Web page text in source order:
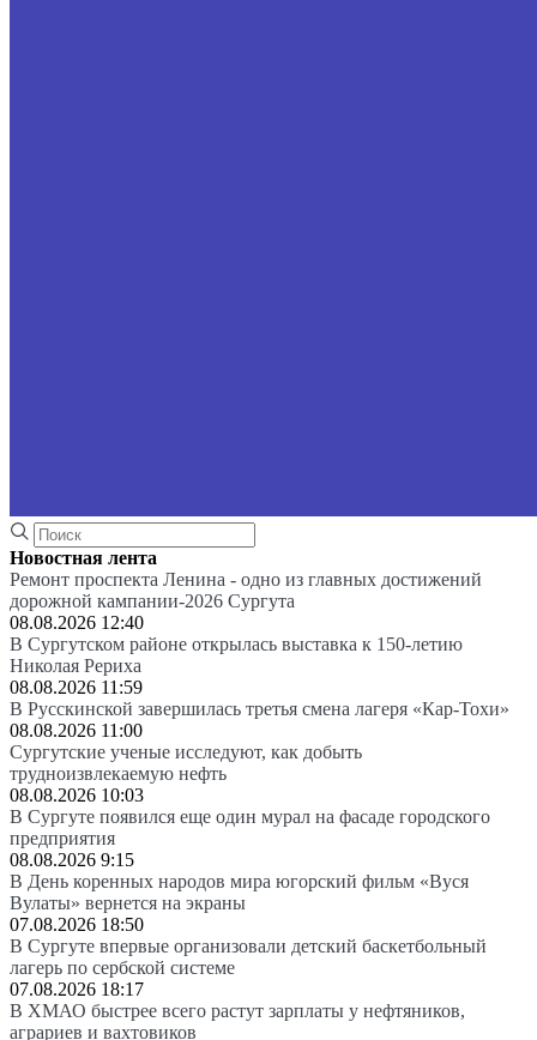
Новостная лента
Ремонт проспекта Ленина - одно из главных достижений
дорожной кампании-2026 Сургута
08.08.2026 12:40
В Сургутском районе открылась выставка к 150-летию
Николая Рериха
08.08.2026 11:59
В Русскинской завершилась третья смена лагеря «Кар-Тохи»
08.08.2026 11:00
Сургутские ученые исследуют, как добыть
трудноизвлекаемую нефть
08.08.2026 10:03
В Сургуте появился еще один мурал на фасаде городского
предприятия
08.08.2026 9:15
В День коренных народов мира югорский фильм «Вуся
Вулаты» вернется на экраны
07.08.2026 18:50
В Сургуте впервые организовали детский баскетбольный
лагерь по сербской системе
07.08.2026 18:17
В ХМАО быстрее всего растут зарплаты у нефтяников,
аграриев и вахтовиков